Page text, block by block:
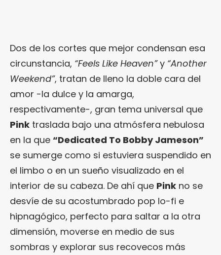
Dos de los cortes que mejor condensan esa
circunstancia, “Feels Like Heaven”y “Another
Weekend”, tratan de lleno la doble cara del
amor -la dulce y la amarga,
respectivamente-, gran tema universal que
Pink traslada bajo una atmósfera nebulosa
en la que “Dedicated To Bobby Jameson”
se sumerge como si estuviera suspendido en
el limbo o en un sueño visualizado en el
interior de su cabeza. De ahí que Pink no se
desvíe de su acostumbrado pop lo-fi e
hipnagógico, perfecto para saltar a la otra
dimensión, moverse en medio de sus
sombras y explorar sus recovecos más